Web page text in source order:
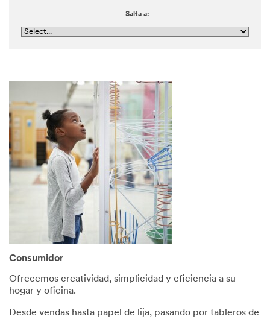
Salta a:
Consumidor
Ofrecemos creatividad, simplicidad y eficiencia a su
hogar y oficina.
Desde vendas hasta papel de lija, pasando por tableros de